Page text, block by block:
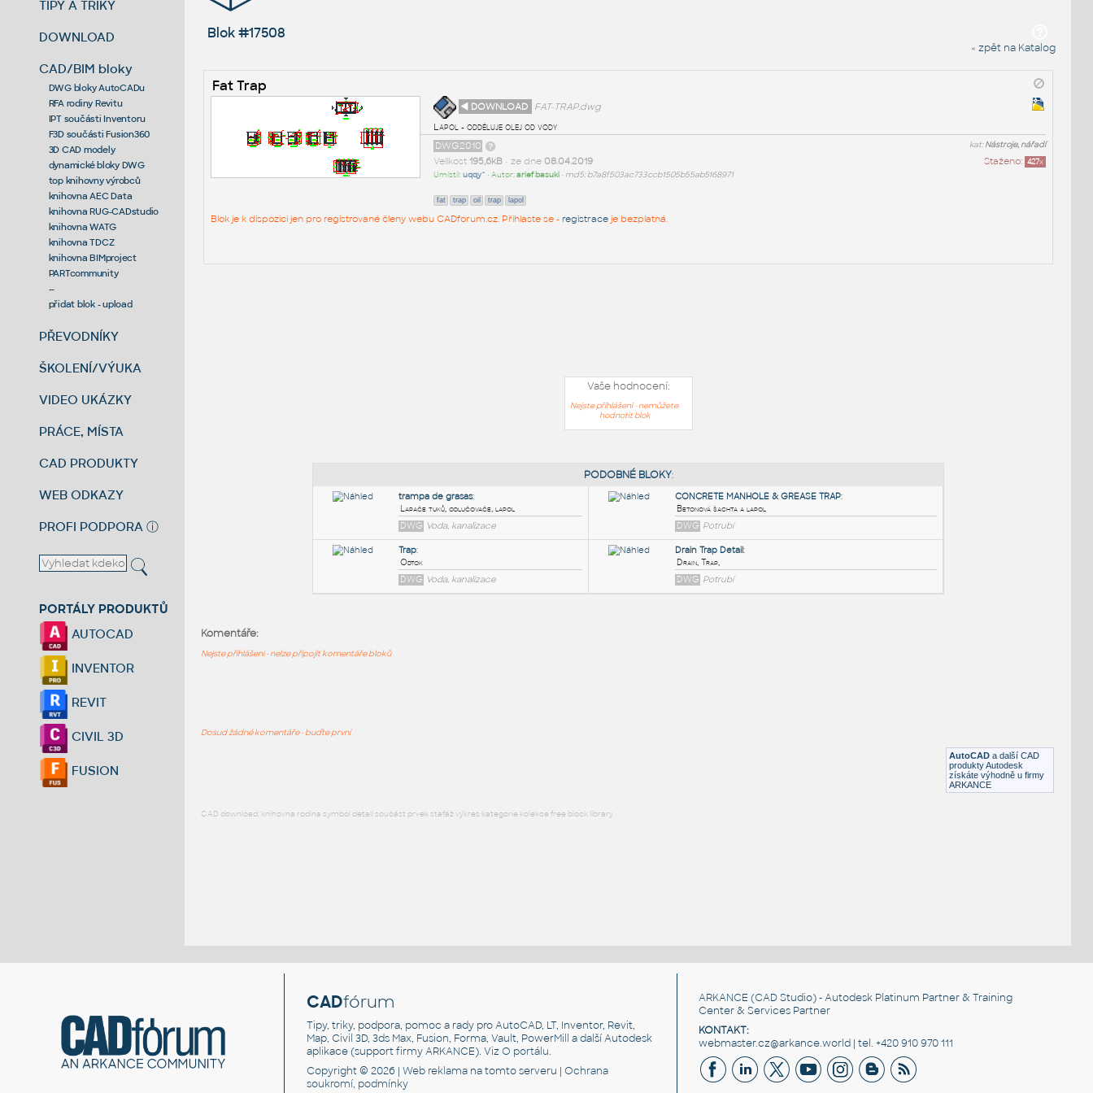
TIPY A TRIKY
DOWNLOAD
CAD/BIM bloky
DWG bloky AutoCADu
RFA rodiny Revitu
IPT součásti Inventoru
F3D součásti Fusion360
3D CAD modely
dynamické bloky DWG
top knihovny výrobců
knihovna AEC Data
knihovna RUG-CADstudio
knihovna WATG
knihovna TDCZ
knihovna BIMproject
PARTcommunity
--
přidat blok - upload
PŘEVODNÍKY
ŠKOLENÍ/VÝUKA
VIDEO UKÁZKY
PRÁCE, MÍSTA
CAD PRODUKTY
WEB ODKAZY
PROFI PODPORA ⓘ
PORTÁLY PRODUKTŮ
AUTOCAD
INVENTOR
REVIT
CIVIL 3D
FUSION
Blok #17508
« zpět na Katalog
Fat Trap
◄ DOWNLOAD
FAT-TRAP.dwg
Lapol - odděluje olej od vody
kat:Nástroje, nářadí
DWG2010
Staženo: 427x
Velikost 195,6kB• ze dne 08.04.2019
Umístil:uqqy^ • Autor:arief basuki• md5: b7a8f503ac733ccb1505b55ab5168971
fat trap oil trap lapol
Blok je k dispozici jen pro registrované členy webu CADforum.cz. Přihlaste se - registraceje bezplatná.
Vaše hodnocení:
Nejste přihlášeni - nemůžete
hodnotit blok
AutoCAD a další CAD
produkty Autodesk
získáte výhodně u firmy
ARKANCE
Komentáře:
Nejste přihlášeni - nelze připojit komentáře bloků
Dosud žádné komentáře - buďte první
CAD download: knihovna rodina symbol detail součást prvek stafáž výkres kategorie kolekce free block library
CADfórum
Tipy, triky, podpora, pomoc a rady pro AutoCAD, LT, Inventor, Revit,
Map, Civil 3D, 3ds Max, Fusion, Forma, Vault, PowerMill a další Autodesk
aplikace (support firmy ARKANCE). VizO portálu.
Copyright © 2026 |Web reklama na tomto serveru |Ochrana
soukromí, podmínky
ARKANCE (CAD Studio) - Autodesk Platinum Partner & Training
Center & Services Partner
KONTAKT:
webmaster.cz@arkance.world | tel. +420 910 970 111